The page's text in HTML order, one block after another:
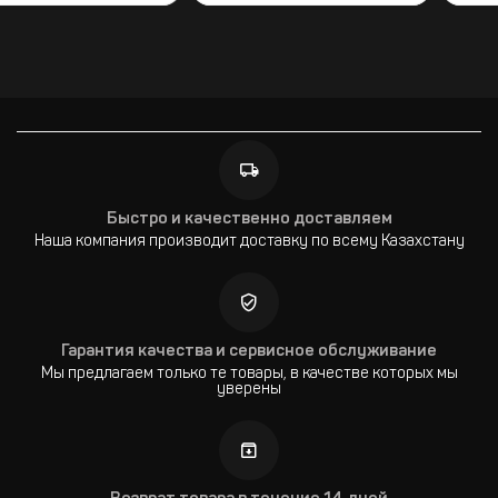
Быстро и качественно доставляем
Наша компания производит доставку по всему Казахстану
Гарантия качества и сервисное обслуживание
Мы предлагаем только те товары, в качестве которых мы
уверены